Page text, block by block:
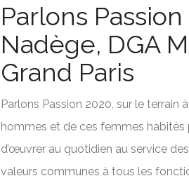
Parlons Passion
Nadège, DGA
Grand Paris
Parlons Passion 2020, sur le terrain
hommes et de ces femmes
d’œuvrer au quotidien au service
valeurs communes à tous les